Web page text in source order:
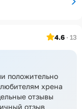
4.6 · 13
положительно
хрена
отзывы
отзыв